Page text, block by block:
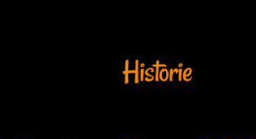
Historie